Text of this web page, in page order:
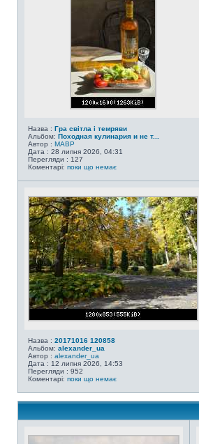
Назва : Гра світла і темряви
Альбом: Походная кулинария и не т...
Автор : MABP
Дата : 28 липня 2026, 04:31
Перегляди : 127
Коментарі: поки що немає
Назва : 20171016 120858
Альбом: alexander_ua
Автор : alexander_ua
Дата : 12 липня 2026, 14:53
Перегляди : 952
Коментарі: поки що немає